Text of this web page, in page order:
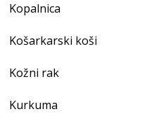
Kopalnica
Košarkarski koši
Kožni rak
Kurkuma